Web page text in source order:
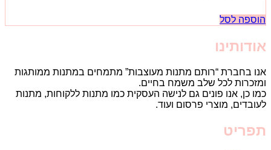
הוספה לסל
אודותינו
אנו בחברת “רותם מתנות מעוצבות” מתמחים במתנות ממותגות
ומזכרות לכל שלב משמח בחיים.
כמו כן, אנו פונים גם לנישה העסקית כמו מתנות ללקוחות, מתנות
לעובדים, מוצרי פרסום ועוד.
תפריט